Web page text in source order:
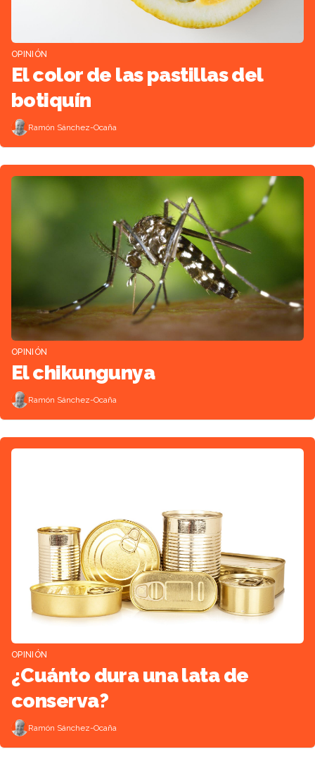
OPINIÓN
El color de las pastillas del
botiquín
Ramón Sánchez-Ocaña
OPINIÓN
El chikungunya
Ramón Sánchez-Ocaña
OPINIÓN
¿Cuánto dura una lata de
conserva?
Ramón Sánchez-Ocaña